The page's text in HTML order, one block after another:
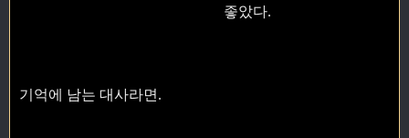
좋았다.
기억에 남는 대사라면.